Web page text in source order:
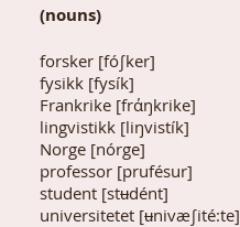
(nouns)
forsker [fó∫ker]
fysikk [fysík]
Frankrike [frάŋkrike]
lingvistikk [liŋvistík]
Norge [nórge]
professor [prufésur]
student [stʉdént]
universitetet [ʉnivæ∫ité:te]